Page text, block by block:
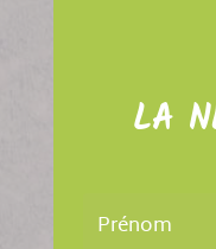
LA